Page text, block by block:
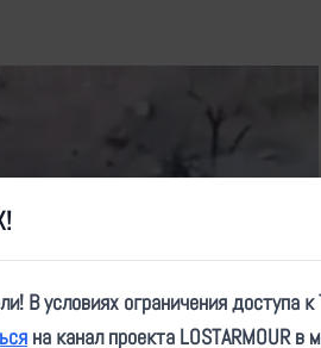
В условиях ограничения доступа к
на канал проекта LOSTARMOUR в